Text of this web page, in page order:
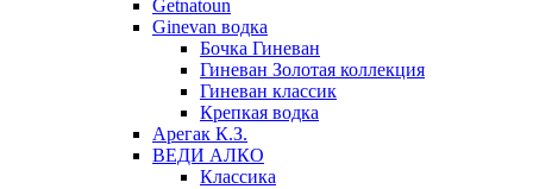
Getnatoun
Ginevan водка
Бочка Гиневан
Гиневан Золотая коллекция
Гиневан классик
Крепкая водка
Арегак К.З.
ВЕДИ АЛКО
Классика